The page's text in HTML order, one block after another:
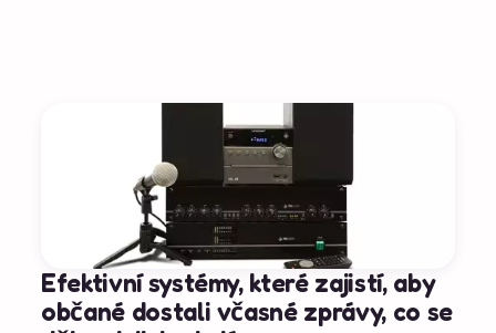
Efektivní systémy, které zajistí, aby
občané dostali včasné zprávy, co se